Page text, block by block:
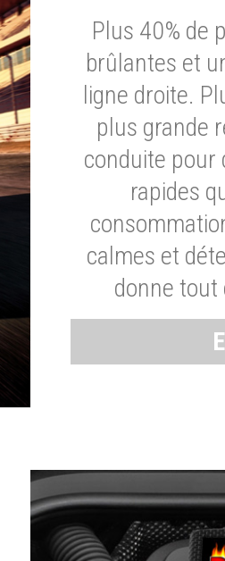
Plus 40% de
brûlantes et
ligne droite.
plus grande
conduite pour
rapides
calmes et
donne tout